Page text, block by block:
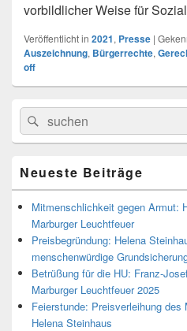
vorbildlicher Weise für
Veröffentlicht in 2021, Presse |
Auszeichnung, Bürgerrechte,
off
Primärer
Seitenleisten
Widget-
Bereich
Search
for:
Suche
Neueste Beiträge
Mitmenschlichkeit gegen Armut:
Marburger Leuchtfeuer
Preisbegründung: Helena
menschenwürdige
Betrüßung für die HU: Franz-
Marburger Leuchtfeuer 2025
Feierstunde: Preisverleihung des
Helena Steinhaus